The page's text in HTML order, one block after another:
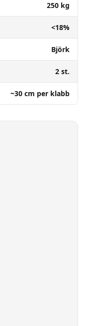
250 kg
<18%
Björk
2 st.
~30 cm per klabb